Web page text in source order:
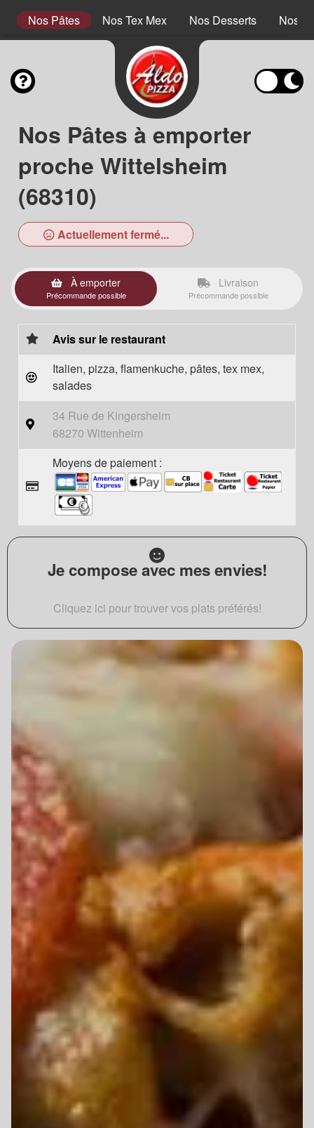
Nos Pâtes Nos Tex Mex Nos Desserts Nos
Nos Pâtes à emporter
proche Wittelsheim
(68310)
Actuellement fermé...
À emporter
Précommande possible
Livraison
Précommande possible
Avis sur le restaurant
Italien, pizza, flamenkuche, pâtes, tex mex,
salades
34 Rue de Kingersheim
68270 Wittenheim
Moyens de paiement :
Je compose avec mes envies!
Cliquez ici pour trouver vos plats préférés!